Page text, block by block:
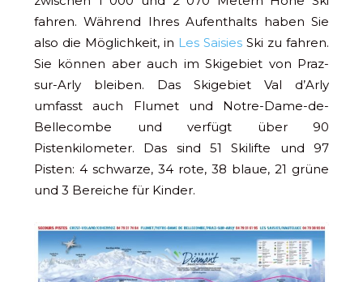
fahren. Während Ihres Aufenthalts haben Sie
also die Möglichkeit, in Les Saisies Ski zu fahren.
Sie können aber auch im Skigebiet von Praz-
sur-Arly bleiben. Das Skigebiet Val d’Arly
umfasst auch Flumet und Notre-Dame-de-
Bellecombe und verfügt über 90
Pistenkilometer. Das sind 51 Skilifte und 97
Pisten: 4 schwarze, 34 rote, 38 blaue, 21 grüne
und 3 Bereiche für Kinder.